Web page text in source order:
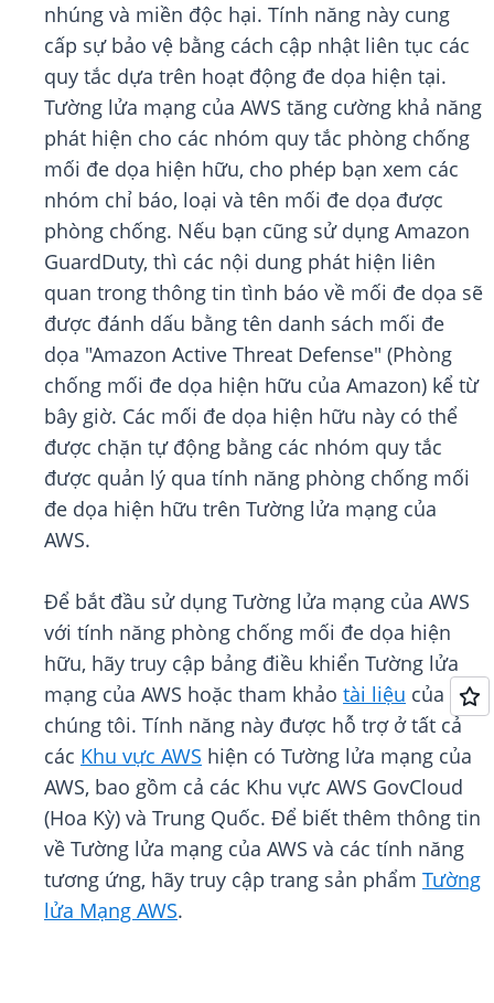
nhúng và miền độc hại. Tính năng này cung
cấp sự bảo vệ bằng cách cập nhật liên tục các
quy tắc dựa trên hoạt động đe dọa hiện tại.
Tường lửa mạng của AWS tăng cường khả năng
phát hiện cho các nhóm quy tắc phòng chống
mối đe dọa hiện hữu, cho phép bạn xem các
nhóm chỉ báo, loại và tên mối đe dọa được
phòng chống. Nếu bạn cũng sử dụng Amazon
GuardDuty, thì các nội dung phát hiện liên
quan trong thông tin tình báo về mối đe dọa sẽ
được đánh dấu bằng tên danh sách mối đe
dọa "Amazon Active Threat Defense" (Phòng
chống mối đe dọa hiện hữu của Amazon) kể từ
bây giờ. Các mối đe dọa hiện hữu này có thể
được chặn tự động bằng các nhóm quy tắc
được quản lý qua tính năng phòng chống mối
đe dọa hiện hữu trên Tường lửa mạng của
AWS.
Để bắt đầu sử dụng Tường lửa mạng của AWS
với tính năng phòng chống mối đe dọa hiện
hữu, hãy truy cập bảng điều khiển Tường lửa
mạng của AWS hoặc tham khảo tài liệu của
chúng tôi. Tính năng này được hỗ trợ ở tất cả
các Khu vực AWS hiện có Tường lửa mạng của
AWS, bao gồm cả các Khu vực AWS GovCloud
(Hoa Kỳ) và Trung Quốc. Để biết thêm thông tin
về Tường lửa mạng của AWS và các tính năng
tương ứng, hãy truy cập trang sản phẩm Tường
lửa Mạng AWS.